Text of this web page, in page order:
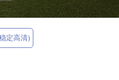
定高清)